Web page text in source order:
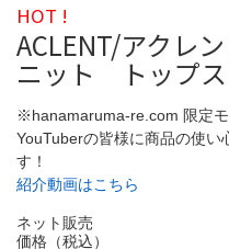
HOT !
ACLENT/アク
ニット トップス
※hanamaruma-re.com 限定
YouTuberの皆様に商品の使い
す！
紹介動画はこちら
ネット販売
価格（税込）